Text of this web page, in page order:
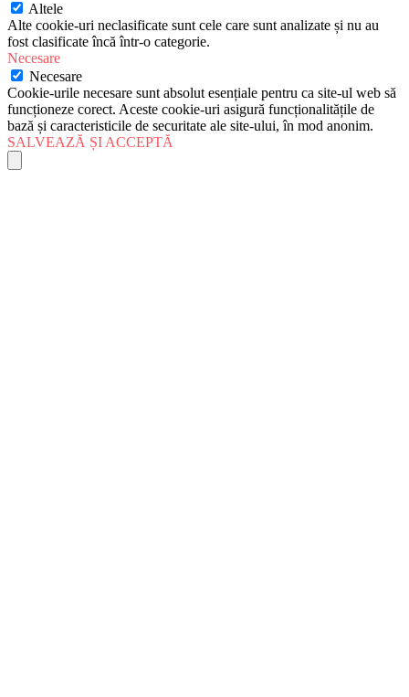
Altele
Alte cookie-uri neclasificate sunt cele care sunt analizate și nu au
fost clasificate încă într-o categorie.
Necesare
Necesare
Cookie-urile necesare sunt absolut esențiale pentru ca site-ul web să
funcționeze corect. Aceste cookie-uri asigură funcționalitățile de
bază și caracteristicile de securitate ale site-ului, în mod anonim.
SALVEAZĂ ȘI ACCEPTĂ